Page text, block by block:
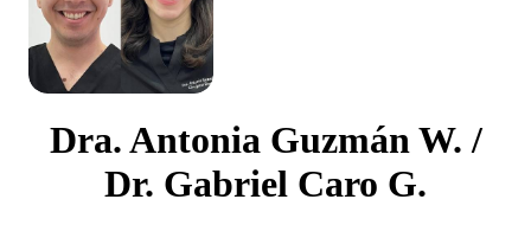
Dra. Antonia Guzmán W. /
Dr. Gabriel Caro G.